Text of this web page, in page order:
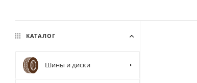
КАТАЛОГ
Шины и диски